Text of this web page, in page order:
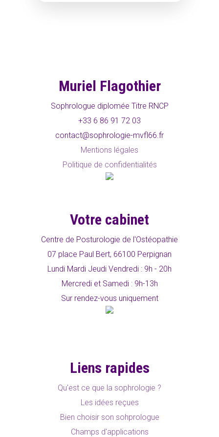
Muriel Flagothier
Sophrologue diplomée Titre RNCP
+33 6 86 91 72 03
contact@sophrologie-mvfl66.fr
Mentions légales
Politique de confidentialités
Votre cabinet
Centre de Posturologie de l'Ostéopathie
07 place Paul Bert, 66100 Perpignan
Lundi Mardi Jeudi Vendredi : 9h - 20h
Mercredi et Samedi : 9h-13h
Sur rendez-vous uniquement
Liens rapides
Qu'est ce que la sophrologie ?
Les idées reçues
Bien choisir son sohprologue
Champs d'applications
Me contacter